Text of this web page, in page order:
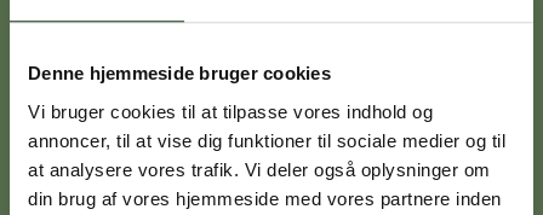
Denne hjemmeside bruger cookies
Vi bruger cookies til at tilpasse vores indhold og
annoncer, til at vise dig funktioner til sociale medier og til
at analysere vores trafik. Vi deler også oplysninger om
din brug af vores hjemmeside med vores partnere inden
Holbæk
59 45 10 14